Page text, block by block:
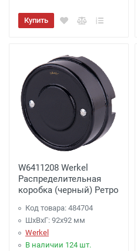
Купить
W6411208 Werkel
Распределительная
коробка (черный) Ретро
Код товара: 484704
ШхВхГ: 92x92 мм
Werkel
В наличии 124 шт.